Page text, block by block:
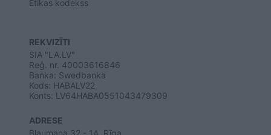
Ētikas kodekss
REKVIZĪTI
SIA "LA.LV"
Reģ. nr. 40003616846
Banka: Swedbanka
Kods: HABALV22
Konts: LV64HABA0551043479309
ADRESE
Blaumaņa 32 - 1A, Rīga